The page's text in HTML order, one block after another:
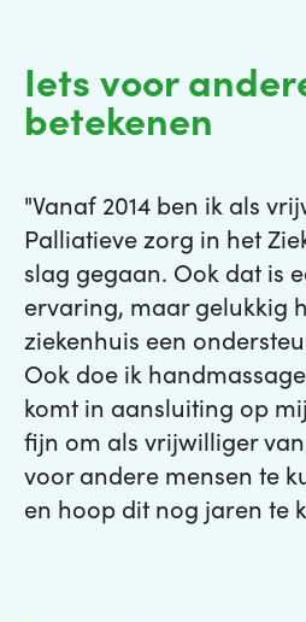
Iets voor
betekenen
"Vanaf 2014 ben ik als
Palliatieve zorg in het
slag gegaan. Ook dat is
ervaring, maar gelukkig
ziekenhuis een
Ook doe ik
komt in aansluiting op
fijn om als vrijwilliger
voor andere mensen te
en hoop dit nog jaren te